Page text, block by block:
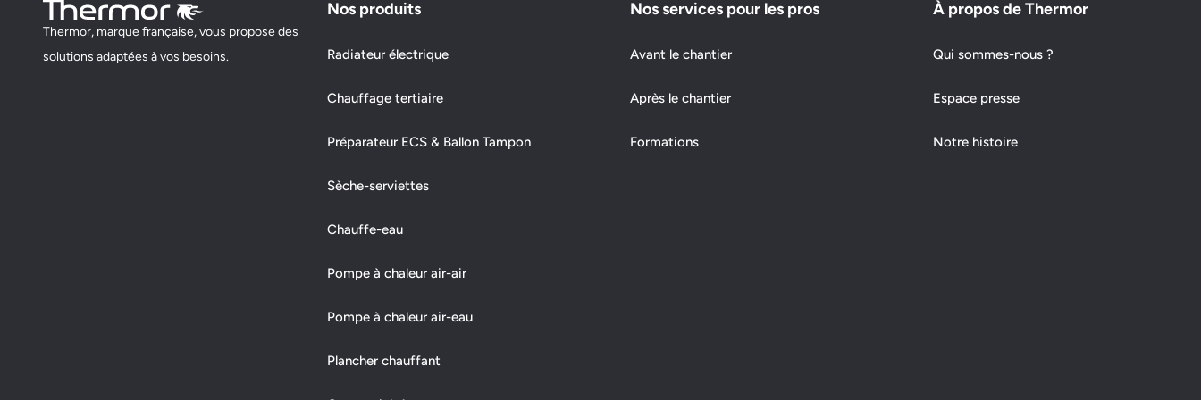
SERELEC 37
Thermor, marque française, vous propose des
solutions adaptées à vos besoins.
Nos produits
Radiateur électrique
Chauffage tertiaire
Préparateur ECS & Ballon Tampon
Sèche-serviettes
Chauffe-eau
Pompe à chaleur air-air
Pompe à chaleur air-eau
Plancher chauffant
Nos services pour les pros
Avant le chantier
Après le chantier
Formations
À propos de Thermor
Qui sommes-nous ?
Espace presse
Notre histoire